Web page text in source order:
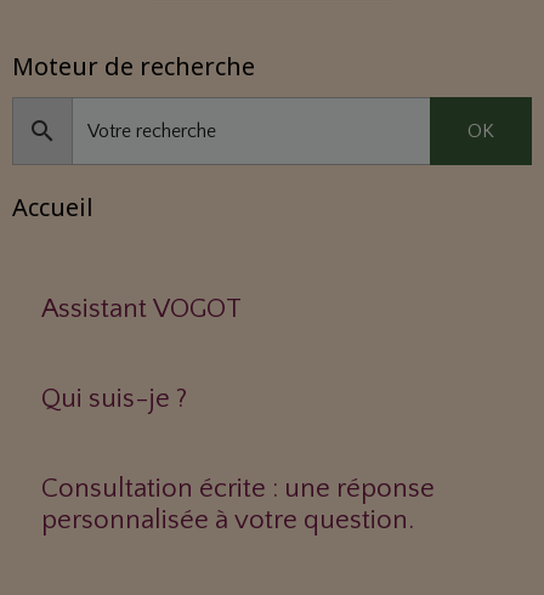
Moteur de recherche
OK
Accueil
Assistant VOGOT
Qui suis-je ?
Consultation écrite : une réponse
personnalisée à votre question.